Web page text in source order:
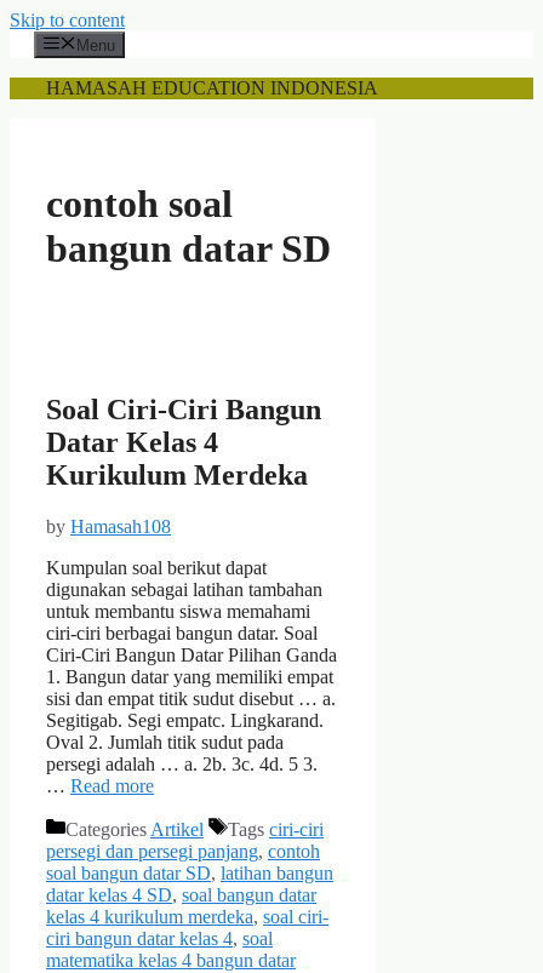
Skip to content
Menu
HAMASAH EDUCATION INDONESIA
contoh soal
bangun datar SD
Soal Ciri-Ciri Bangun
Datar Kelas 4
Kurikulum Merdeka
by Hamasah108
Kumpulan soal berikut dapat
digunakan sebagai latihan tambahan
untuk membantu siswa memahami
ciri-ciri berbagai bangun datar. Soal
Ciri-Ciri Bangun Datar Pilihan Ganda
1. Bangun datar yang memiliki empat
sisi dan empat titik sudut disebut … a.
Segitigab. Segi empatc. Lingkarand.
Oval 2. Jumlah titik sudut pada
persegi adalah … a. 2b. 3c. 4d. 5 3.
… Read more
Categories Artikel Tags ciri-ciri
persegi dan persegi panjang, contoh
soal bangun datar SD, latihan bangun
datar kelas 4 SD, soal bangun datar
kelas 4 kurikulum merdeka, soal ciri-
ciri bangun datar kelas 4, soal
matematika kelas 4 bangun datar